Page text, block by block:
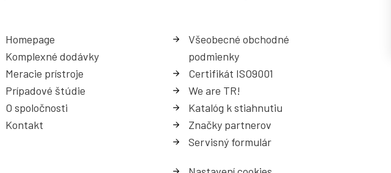
Homepage
Komplexné dodávky
Meracie prístroje
Prípadové štúdie
O spoločnosti
Kontakt
Všeobecné obchodné
podmienky
Certifikát ISO9001
We are TR!
Katalóg k stiahnutiu
Značky partnerov
Servisný formulár